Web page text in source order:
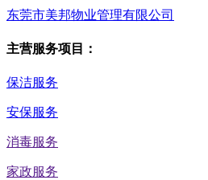
东莞市美邦物业管理有限公司
主营服务项目：
保洁服务
安保服务
消毒服务
家政服务